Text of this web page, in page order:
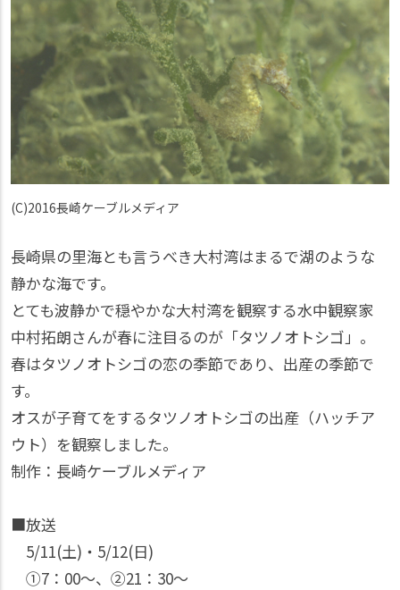
(C)2016長崎ケーブルメディア
長崎県の里海とも言うべき大村湾はまるで湖のような
静かな海です。
とても波静かで穏やかな大村湾を観察する水中観察家
中村拓朗さんが春に注目るのが「タツノオトシゴ」。
春はタツノオトシゴの恋の季節であり、出産の季節で
す。
オスが子育てをするタツノオトシゴの出産（ハッチア
ウト）を観察しました。
制作：長崎ケーブルメディア
■放送
5/11(土)・5/12(日)
①7：00〜、②21：30〜